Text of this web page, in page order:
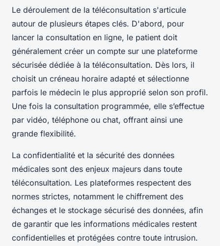
Le déroulement de la téléconsultation s'articule
autour de plusieurs étapes clés. D'abord, pour
lancer la consultation en ligne, le patient doit
généralement créer un compte sur une plateforme
sécurisée dédiée à la téléconsultation. Dès lors, il
choisit un créneau horaire adapté et sélectionne
parfois le médecin le plus approprié selon son profil.
Une fois la consultation programmée, elle s’effectue
par vidéo, téléphone ou chat, offrant ainsi une
grande flexibilité.
La confidentialité et la sécurité des données
médicales sont des enjeux majeurs dans toute
téléconsultation. Les plateformes respectent des
normes strictes, notamment le chiffrement des
échanges et le stockage sécurisé des données, afin
de garantir que les informations médicales restent
confidentielles et protégées contre toute intrusion.